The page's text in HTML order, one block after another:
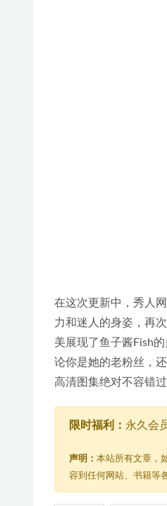
在这次更新中，秀人
力和迷人的身姿，再
美展现了鱼子酱Fish
论你是她的老粉丝，
高清图集绝对不容错过
限时福利： 永久会
声明： 本站所有文章，
容到任何网站、书籍等